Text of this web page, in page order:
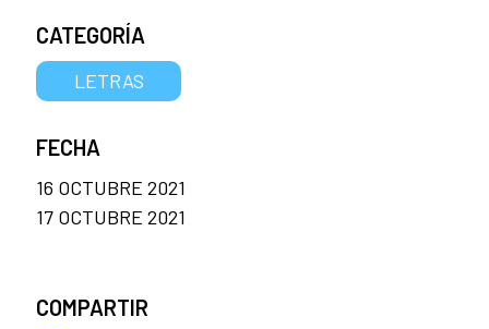
CATEGORÍA
LETRAS
FECHA
16 OCTUBRE 2021
17 OCTUBRE 2021
COMPARTIR